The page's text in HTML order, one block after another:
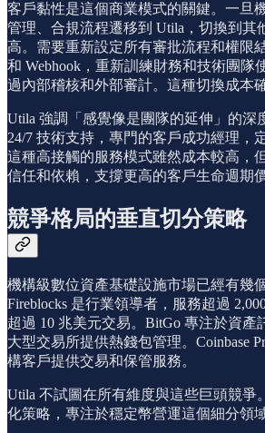
客戶黏性是這個商業模式的關鍵。一旦
管理、合規流程遷移到 Utila，切換到其
高。需要重新設定所有審批流程和權限
和 Webhook，重新訓練財務和技術團隊
過內部稽核和外部審計。這種切換成本
Utila 強調「感覺像是團隊的延伸」的深
24/7 技術支持，專門的客戶成功經理，
這種高接觸的服務模式雖然成本較高，
信任和依賴，支撐更高的客戶生命週期價
競爭格局的垂直切分策略
機構級數位資產基礎設施市場已經有幾
Fireblocks 是行業領導者，服務超過
超過 10 兆美元交易。BitGo 專注於資產
大型交易所提供熱錢包管理。Coinbase
構客戶提供交易和保管服務。
Utila 不試圖在所有維度與這些巨頭競爭
化策略，專注於穩定幣營運這個細分領